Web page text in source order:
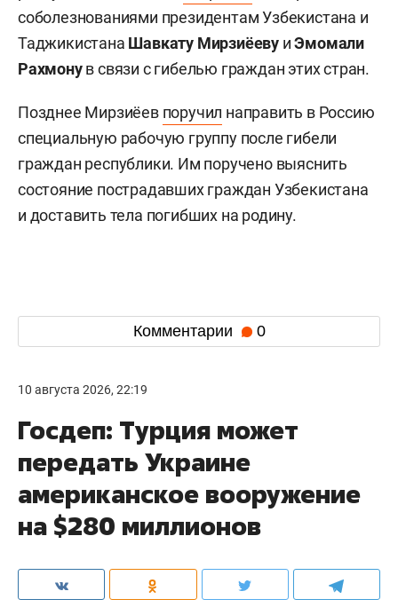
соболезнованиями президентам Узбекистана и
Таджикистана Шавкату Мирзиёеву иЭмомали
Рахмонув связи с гибелью граждан этих стран.
Позднее Мирзиёев поручил направить в Россию
специальную рабочую группу после гибели
граждан республики. Им поручено выяснить
состояние пострадавших граждан Узбекистана
и доставить тела погибших на родину.
Комментарии 0
10 августа 2026, 22:19
Госдеп: Турция может
передать Украине
американское вооружение
на $280 миллионов